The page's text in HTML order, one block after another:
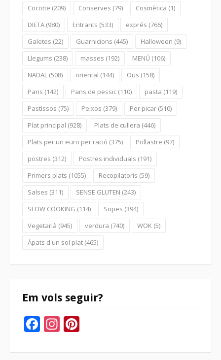
Cocotte (209) Conserves (79) Cosmètica (1)
DIETA (980) Entrants (533) exprés (766)
Galetes (22) Guarnicions (445) Halloween (9)
Llegums (238) masses (192) MENÚ (106)
NADAL (508) oriental (144) Ous (158)
Pans (142) Pans de pessic (110) pasta (119)
Pastissos (75) Peixos (379) Per picar (510)
Plat principal (928) Plats de cullera (446)
Plats per un euro per ració (375) Pollastre (97)
postres (312) Postres individuals (191)
Primers plats (1055) Recopilatoris (59)
Salses (311) SENSE GLUTEN (243)
SLOW COOKING (114) Sopes (394)
Vegetarià (945) verdura (740) WOK (5)
Àpats d'un sol plat (465)
Em vols seguir?
Facebook
Instagram